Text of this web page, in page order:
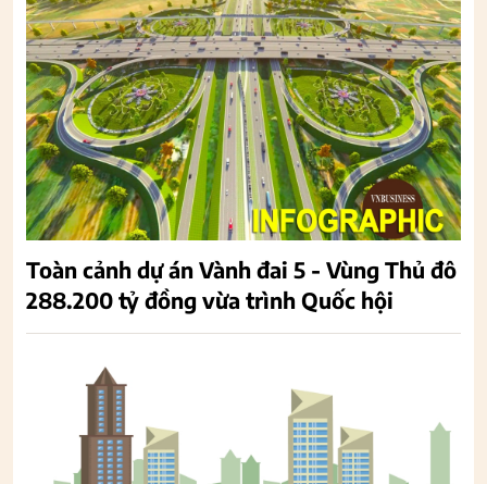
Toàn cảnh dự án Vành đai 5 - Vùng Thủ đô
288.200 tỷ đồng vừa trình Quốc hội